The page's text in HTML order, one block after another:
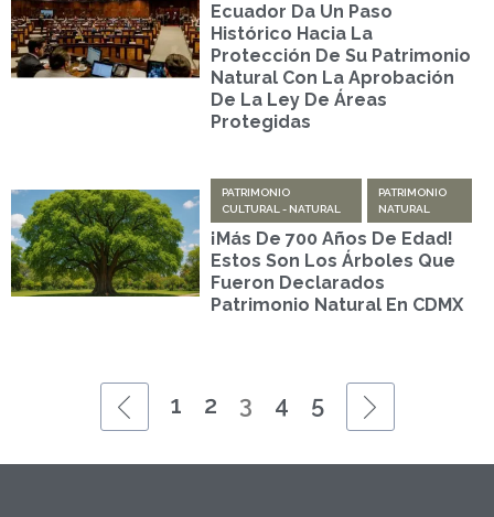
Ecuador Da Un Paso
Histórico Hacia La
Protección De Su Patrimonio
Natural Con La Aprobación
De La Ley De Áreas
Protegidas
PATRIMONIO
CULTURAL - NATURAL
PATRIMONIO
NATURAL
¡Más De 700 Años De Edad!
Estos Son Los Árboles Que
Fueron Declarados
Patrimonio Natural En CDMX
1 2 3 4 5